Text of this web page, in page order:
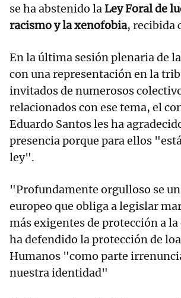
se ha abstenido laLey Foral de
racismo y la xenofobia, recibida
En la última sesión plenaria de
con una representación en la
invitados de numerosos
relacionados con ese tema, el
Eduardo Santos les ha
presencia porque para ellos
ley".
"Profundamente orgulloso se un
europeo que obliga a legislar
más exigentes de protección a
ha defendido la protección de
Humanos "como parte
nuestra identidad"